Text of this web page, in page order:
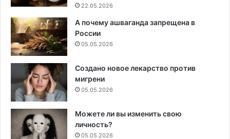
22.05.2026
А почему ашваганда запрещена в
России
05.05.2026
Создано новое лекарство против
мигрени
05.05.2026
Можете ли вы изменить свою
личность?
05.05.2026